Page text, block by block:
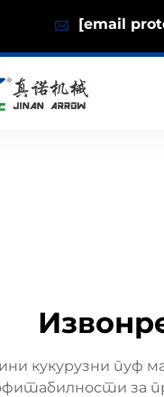
[email
кукурузни пуф
за